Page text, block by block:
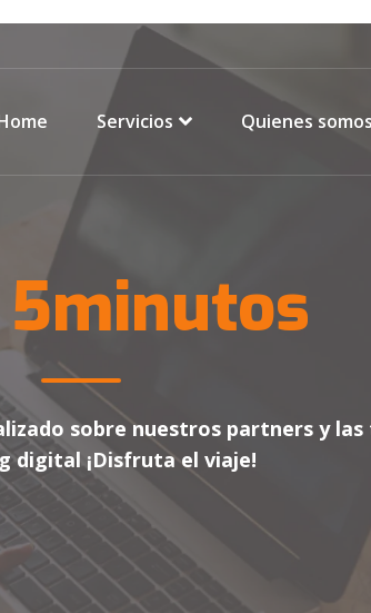
Servicios Quienes somos
5minutos
sobre nuestros partners y las
digital ¡Disfruta el viaje!